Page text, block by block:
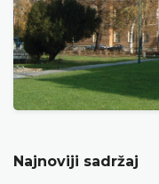
Najnoviji sadržaj